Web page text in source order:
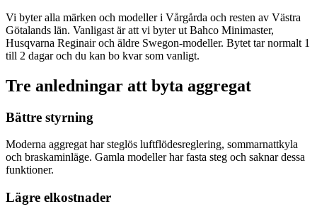
Vi byter alla märken och modeller i Vårgårda och resten av Västra
Götalands län. Vanligast är att vi byter ut Bahco Minimaster,
Husqvarna Reginair och äldre Swegon-modeller. Bytet tar normalt 1
till 2 dagar och du kan bo kvar som vanligt.
Tre anledningar att byta aggregat
Bättre styrning
Moderna aggregat har steglös luftflödesreglering, sommarnattkyla
och braskaminläge. Gamla modeller har fasta steg och saknar dessa
funktioner.
Lägre elkostnader